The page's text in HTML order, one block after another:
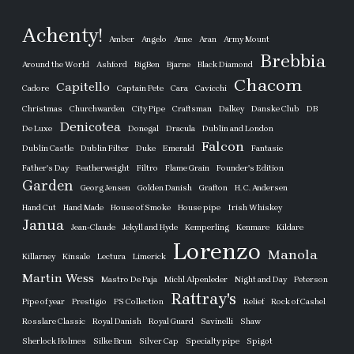
Achenty! Amber Angelo Anne Aran Army Mount
Around the World Ashford BigBen Bjarne Black Diamond Brebbia
Cadore Capitello Captain Pete Cara Cavicchi Chacom
Christmas Churchwarden City Pipe Craftsman Dalkey Danske Club
DB
De Luxe
Denicotea Donegal Dracula
Dublin and London
Dublin Castle
Dublin Filter Duke Emerald Falcon
Fantasie
Father's Day
Featherweight Filtro Flame Grain Founder's Edition
Garden Georg Jensen Golden Danish Grafton
H. C. Andersen
Hand Cut
Hand Made House of Smoke House pipe Irish Whiskey
Janua Jean-Claude Jekyll and Hyde Kemperling Kenmare Kildare
Killarney Kinsale Lectura Limerick Lorenzo Manola
Martin Wess Mastro De Paja Michl Alpenleder Night and Day Peterson
Pipe of year Prestigio PS Collection Rattray's Relief
Rock of Cashel
Rosslare Classic
Royal Danish Royal Guard Savinelli
Shaw
Sherlock Holmes
Silke Brun Silver Cap Specialty pipe Spigot